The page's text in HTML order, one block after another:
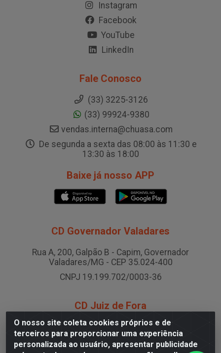
O nosso site coleta cookies próprios e de
terceiros para proporcionar uma experiência
personalizada ao usuário, apresentar publicidade
Instagram
Facebook
YouTube
LinkedIn
Fale Conosco
(33) 3225-3126
(33) 99924-9380
vendas.interna@chuasa.com
De segunda a sexta das 08:00 às 11:30 e
13:30 às 18:00
Baixe já nosso APP
CD Governador Valadares
Rua A, 200, Galpão B - Capim, Governador
Valadares/MG - CEP 35.024-400
CNPJ 19.199.702/0003-36
CD Juiz de Fora
Rodovia BR-040 , Nº 0, Área B2 Condominio Brasil
LOG - São Pedro, Juiz de Fora/MG